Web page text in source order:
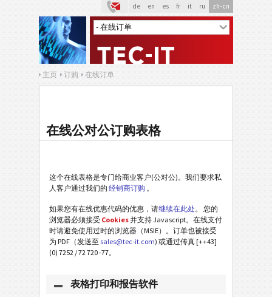
de en es fr it ru zh-cn
主页 订购 在线订单
在线公对公订购表格
这个在线表格是专门给商业客户(公对公)。我们要求私
人客户通过我们的 经销商订购 。
如果您有在线优惠代码的优惠，请继续在此处。 您的
浏览器必须接受 Cookies并支持 Javascript。在线支付
时请避免使用过时的浏览器（MSIE）。订单也被接受
为 PDF（发送至 sales@tec-it.com) 或通过传真 [++43]
(0) 7252 / 72 720 -77。
表格打印和报告软件